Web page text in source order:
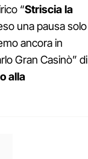
“Striscia la
una pausa solo
ancora in
Gran Casinò” di
alla